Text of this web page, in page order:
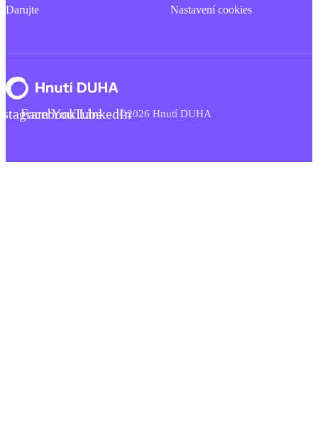
Darujte
Nastavení cookies
FacebookYouTubeLinkedIn©2026 Hnutí DUHA